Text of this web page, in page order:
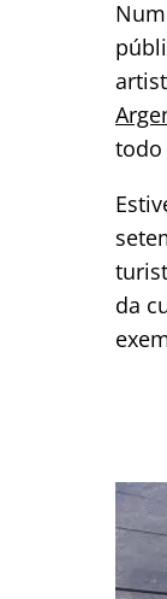
o
r
:
todo
da